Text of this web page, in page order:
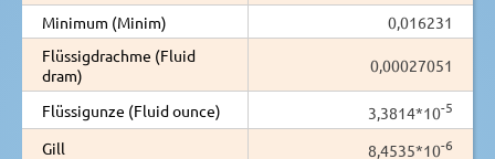
Minimum (Minim)
0,016231
Flüssigdrachme (Fluid
dram)
0,00027051
Flüssigunze (Fluid ounce) 3,3814*10-5
Gill 8,4535*10-6